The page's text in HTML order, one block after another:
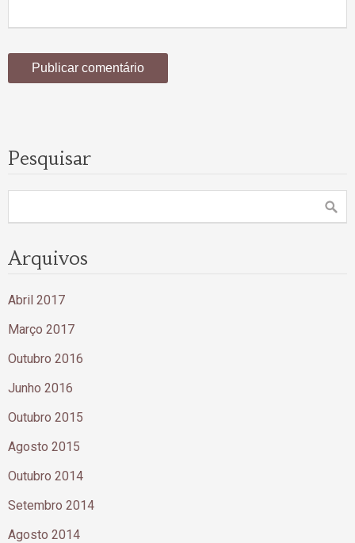
Pesquisar
Arquivos
Abril 2017
Março 2017
Outubro 2016
Junho 2016
Outubro 2015
Agosto 2015
Outubro 2014
Setembro 2014
Agosto 2014